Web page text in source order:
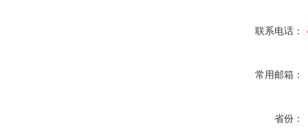
联系电话：
常用邮箱：
省份：